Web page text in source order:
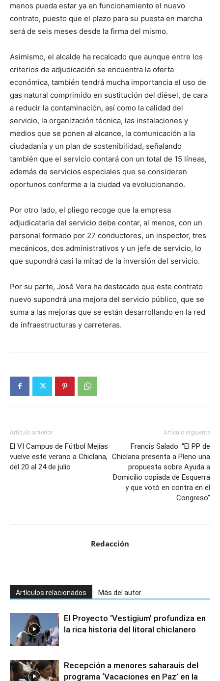
menos pueda estar ya en funcionamiento el nuevo
contrato, puesto que el plazo para su puesta en marcha
será de seis meses desde la firma del mismo.
Asimismo, el alcalde ha recalcado que aunque entre los
criterios de adjudicación se encuentra la oferta
económica, también tendrá mucha importancia el uso de
gas natural comprimido en sustitución del diésel, de cara
a reducir la contaminación, así como la calidad del
servicio, la organización técnica, las instalaciones y
medios que se ponen al alcance, la comunicación a la
ciudadanía y un plan de sostenibilidad, señalando
también que el servicio contará con un total de 15 líneas,
además de servicios especiales que se consideren
oportunos conforme a la ciudad va evolucionando.
Por otro lado, el pliego recoge que la empresa
adjudicataria del servicio debe contar, al menos, con un
personal formado por 27 conductores, un inspector, tres
mecánicos, dos administrativos y un jefe de servicio, lo
que supondrá casi la mitad de la inversión del servicio.
Por su parte, José Vera ha destacado que este contrato
nuevo supondrá una mejora del servicio público, que se
suma a las mejoras que se están desarrollando en la red
de infraestructuras y carreteras.
Artículo anterior
El VI Campus de Fútbol Mejías
vuelve este verano a Chiclana,
del 20 al 24 de julio
Artículo siguiente
Francis Salado: “El PP de
Chiclana presenta a Pleno una
propuesta sobre Ayuda a
Domicilio copiada de Esquerra
y que votó en contra en el
Congreso”
Redacción
Artículos relacionados Más del autor
El Proyecto ‘Vestigium’ profundiza en
la rica historia del litoral chiclanero
Recepción a menores saharauis del
programa ‘Vacaciones en Paz’ en la